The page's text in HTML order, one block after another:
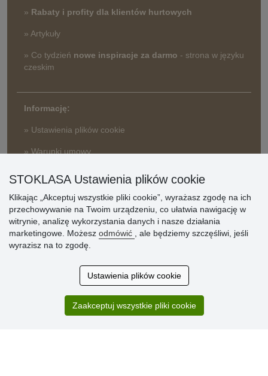
» Rabaty i profity dla klientów hurtowych
» Artykuły
» Co tydzień nowe inspiracje za darmo - strona w języku
czeskim
Informację:
» Ustawienia plików cookie
» Warunki umowy
» Sposób dostawy i płatności
» Reklamacje
» Dlaczego należy się zarejestrować?
» Najczęściej zadawane pytania
Zakup przebiegł sprawnie. Jestem
STOKLASA Ustawienia plików cookie
Klikając „Akceptuj wszystkie pliki cookie”, wyrażasz zgodę na ich
przechowywanie na Twoim urządzeniu, co ułatwia nawigację w
witrynie, analizę wykorzystania danych i nasze działania
marketingowe. Możesz odmówić
, ale będziemy szczęśliwi, jeśli
wyrazisz na to zgodę.
Ustawienia plików cookie
Zaakceptuj wszystkie pliki cookie